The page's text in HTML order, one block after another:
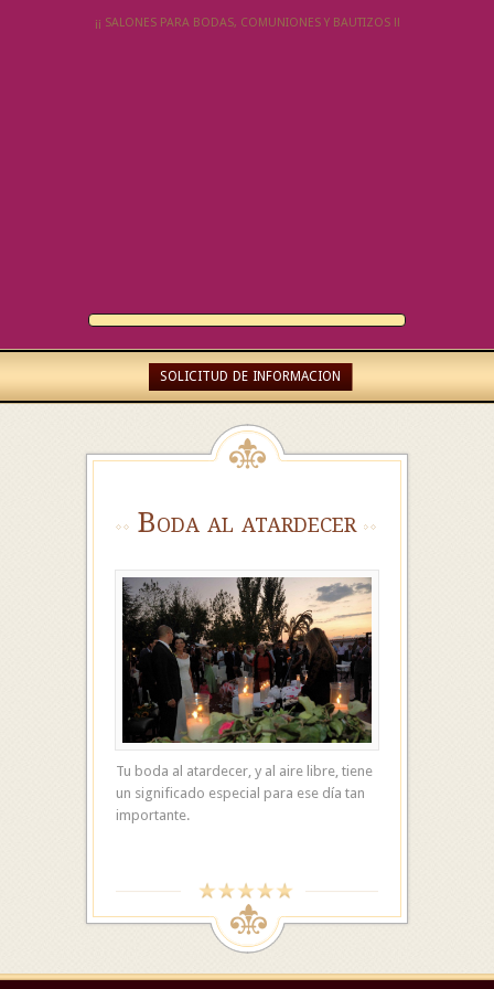
¡¡ SALONES PARA BODAS, COMUNIONES Y BAUTIZOS !!
SOLICITUD DE INFORMACION
Boda al atardecer
Tu boda al atardecer, y al aire libre, tiene
un significado especial para ese día tan
importante.